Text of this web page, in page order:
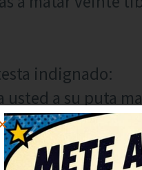
indignado:
usted a su puta
hacia los otros
orgullo: